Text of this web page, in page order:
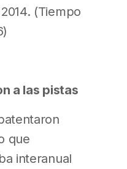
(Tiempo
a las pistas
que
interanual